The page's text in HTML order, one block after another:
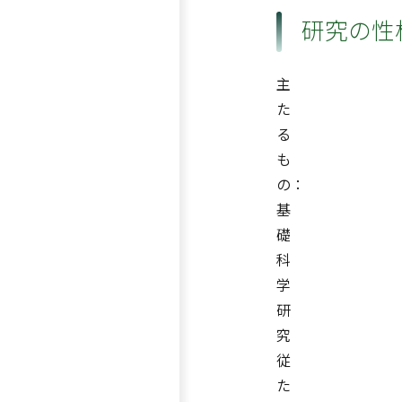
研究の性
主
た
る
も
の：
基
礎
科
学
研
究
従
た